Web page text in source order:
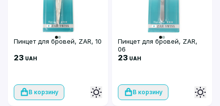
Пинцет для бровей, ZAR, 10
23 UAH
В корзину
Пинцет для бровей, ZAR,
06
23 UAH
В корзину